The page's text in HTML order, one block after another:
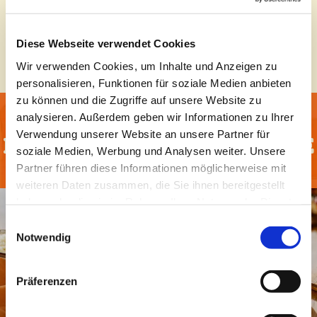
Diese Webseite verwendet Cookies
Wir verwenden Cookies, um Inhalte und Anzeigen zu
personalisieren, Funktionen für soziale Medien anbieten
zu können und die Zugriffe auf unsere Website zu
analysieren. Außerdem geben wir Informationen zu Ihrer
Verwendung unserer Website an unsere Partner für
soziale Medien, Werbung und Analysen weiter. Unsere
Partner führen diese Informationen möglicherweise mit
weiteren Daten zusammen, die Sie ihnen bereitgestellt
Notwendig
Präferenzen
Nährwertangaben
Entdecke unsere REZEPTE